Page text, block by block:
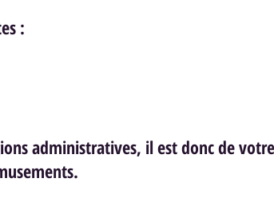
:
administratives, il est donc de
usements.